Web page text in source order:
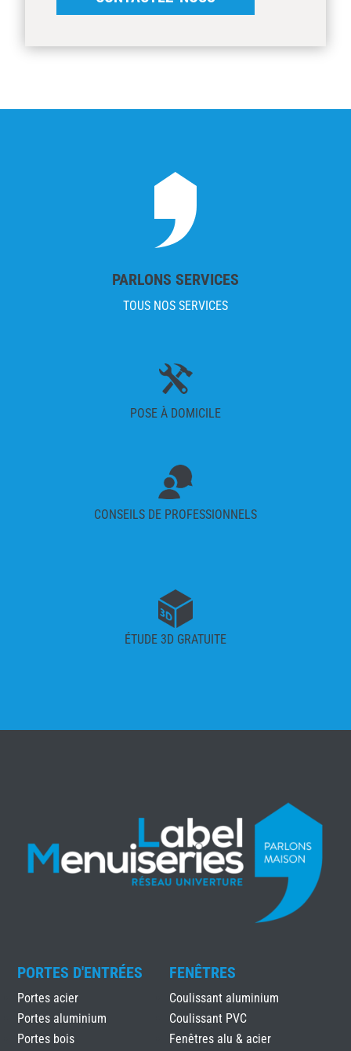
PARLONS SERVICES
TOUS NOS SERVICES
POSE À DOMICILE
CONSEILS DE PROFESSIONNELS
ÉTUDE 3D GRATUITE
PORTES D'ENTRÉES
Portes acier
Portes aluminium
Portes bois
FENÊTRES
Coulissant aluminium
Coulissant PVC
Fenêtres alu & acier